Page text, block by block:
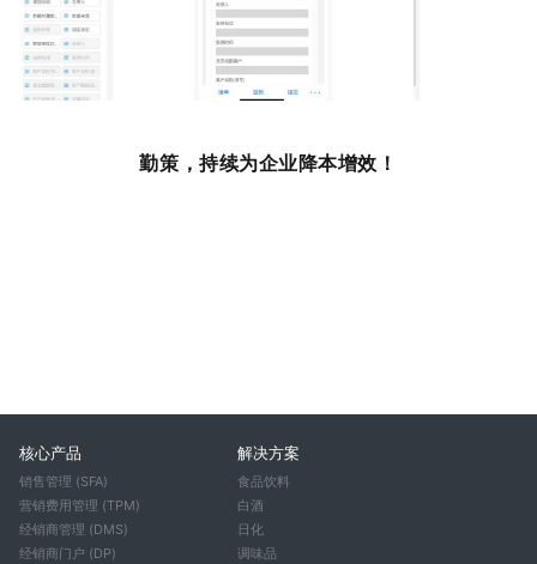
勤策，持续为企业降本增效！
核心产品
销售管理 (SFA)
营销费用管理 (TPM)
经销商管理 (DMS)
经销商门户 (DP)
解决方案
食品饮料
白酒
日化
调味品